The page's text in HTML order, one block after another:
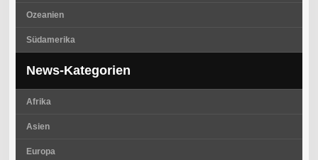
Ozeanien
Südamerika
News-Kategorien
Afrika
Asien
Europa